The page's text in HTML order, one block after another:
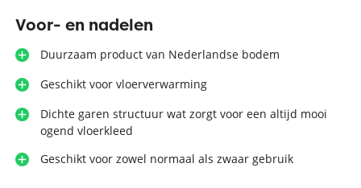
Voor- en nadelen
Duurzaam product van Nederlandse bodem
Geschikt voor vloerverwarming
Dichte garen structuur wat zorgt voor een altijd mooi
ogend vloerkleed
Geschikt voor zowel normaal als zwaar gebruik